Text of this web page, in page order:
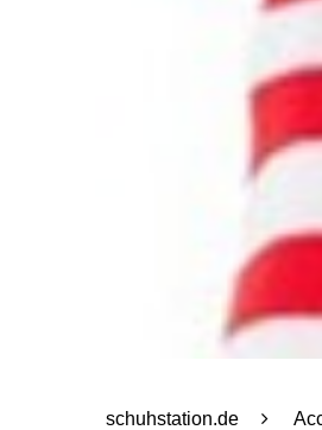
schuhstation.de